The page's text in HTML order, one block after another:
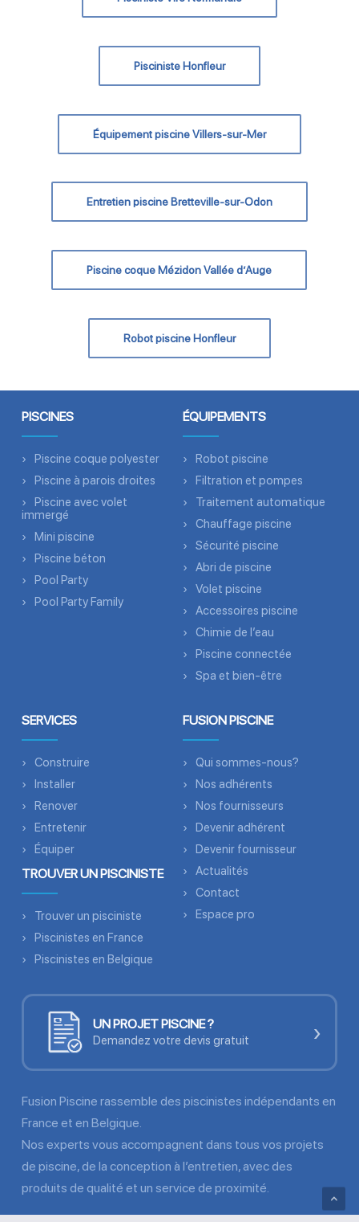
Pisciniste Honfleur
Équipement piscine Villers-sur-Mer
Entretien piscine Bretteville-sur-Odon
Piscine coque Mézidon Vallée d’Auge
Robot piscine Honfleur
PISCINES
Piscine coque polyester
Piscine à parois droites
Piscine avec volet
immergé
Mini piscine
Piscine béton
Pool Party
Pool Party Family
ÉQUIPEMENTS
Robot piscine
Filtration et pompes
Traitement automatique
Chauffage piscine
Sécurité piscine
Abri de piscine
Volet piscine
Accessoires piscine
Chimie de l’eau
Piscine connectée
Spa et bien-être
SERVICES
Construire
Installer
Renover
Entretenir
Équiper
TROUVER UN PISCINISTE
Trouver un pisciniste
Piscinistes en France
Piscinistes en Belgique
FUSION PISCINE
Qui sommes-nous?
Nos adhérents
Nos fournisseurs
Devenir adhérent
Devenir fournisseur
Actualités
Contact
Espace pro
UN PROJET PISCINE ?
Demandez votre devis gratuit ›
Fusion Piscine rassemble des piscinistes indépendants en
France et en Belgique.
Nos experts vous accompagnent dans tous vos projets
de piscine, de la conception à l’entretien, avec des
produits de qualité et un service de proximité.